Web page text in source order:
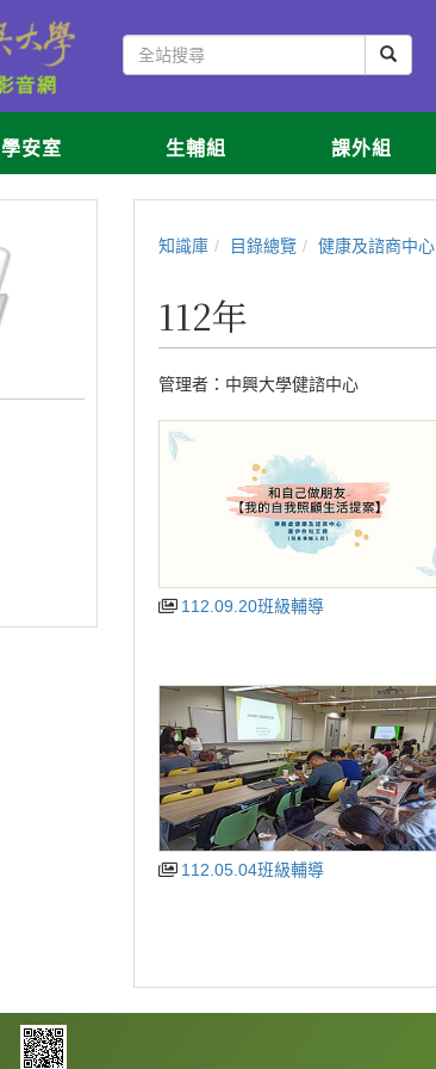
學安室 生輔組 課外組
知識庫 目錄總覽 健康及諮商中心
112年
管理者： 中興大學健諮中心
112.09.20班級輔導
112.05.04班級輔導